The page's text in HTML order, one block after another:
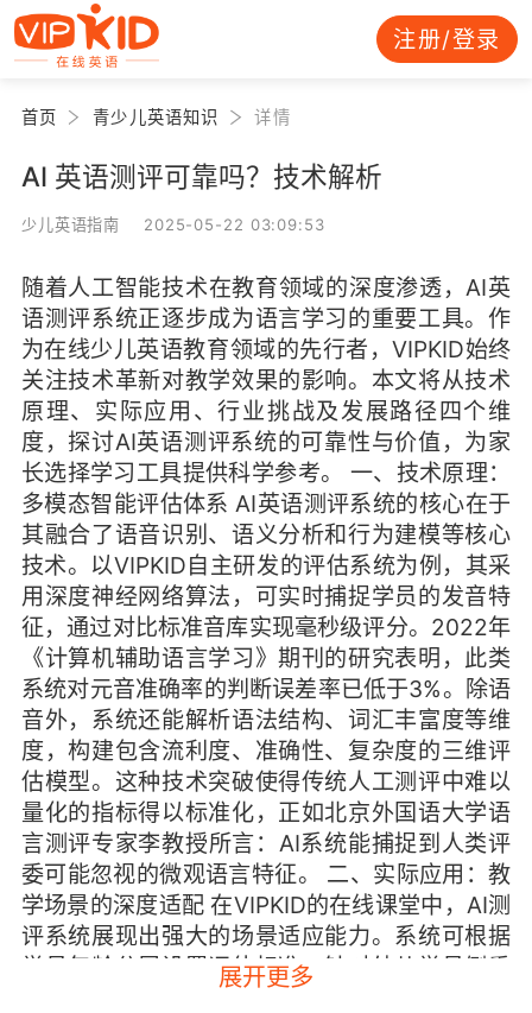
注册/登录
首页 青少儿英语知识 详情
AI 英语测评可靠吗？技术解析
少儿英语指南 2025-05-22 03:09:53
随着人工智能技术在教育领域的深度渗透，AI英
语测评系统正逐步成为语言学习的重要工具。作
为在线少儿英语教育领域的先行者，VIPKID始终
关注技术革新对教学效果的影响。本文将从技术
原理、实际应用、行业挑战及发展路径四个维
度，探讨AI英语测评系统的可靠性与价值，为家
长选择学习工具提供科学参考。 一、技术原理：
多模态智能评估体系 AI英语测评系统的核心在于
其融合了语音识别、语义分析和行为建模等核心
技术。以VIPKID自主研发的评估系统为例，其采
用深度神经网络算法，可实时捕捉学员的发音特
征，通过对比标准音库实现毫秒级评分。2022年
《计算机辅助语言学习》期刊的研究表明，此类
系统对元音准确率的判断误差率已低于3%。除语
音外，系统还能解析语法结构、词汇丰富度等维
度，构建包含流利度、准确性、复杂度的三维评
估模型。这种技术突破使得传统人工测评中难以
量化的指标得以标准化，正如北京外国语大学语
言测评专家李教授所言：AI系统能捕捉到人类评
委可能忽视的微观语言特征。 二、实际应用：教
学场景的深度适配 在VIPKID的在线课堂中，AI测
评系统展现出强大的场景适应能力。系统可根据
学员年龄分层设置评估标准，针对幼儿学员侧重
发音趣味性，青少年学员则强化逻辑表达评估。
展开更多